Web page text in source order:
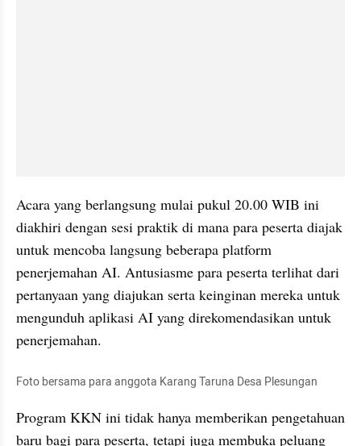
Acara yang berlangsung mulai pukul 20.00 WIB ini
diakhiri dengan sesi praktik di mana para peserta diajak
untuk mencoba langsung beberapa platform
penerjemahan AI. Antusiasme para peserta terlihat dari
pertanyaan yang diajukan serta keinginan mereka untuk
mengunduh aplikasi AI yang direkomendasikan untuk
penerjemahan.
Foto bersama para anggota Karang Taruna Desa Plesungan
Program KKN ini tidak hanya memberikan pengetahuan
baru bagi para peserta, tetapi juga membuka peluang